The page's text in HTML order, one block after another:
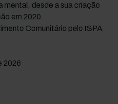
mental, desde a sua criação
em 2020.
Comunitário pelo ISPA
2026